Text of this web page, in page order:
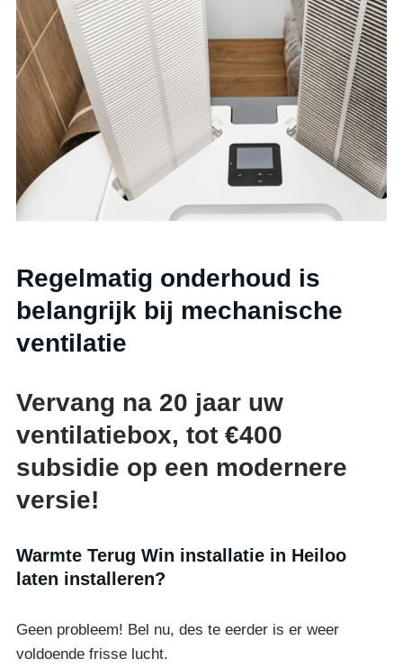
Regelmatig onderhoud is
belangrijk bij mechanische
ventilatie
Vervang na 20 jaar uw
ventilatiebox, tot €400
subsidie op een modernere
versie!
Warmte Terug Win installatie in Heiloo
laten installeren?
Geen probleem! Bel nu, des te eerder is er weer
voldoende frisse lucht.